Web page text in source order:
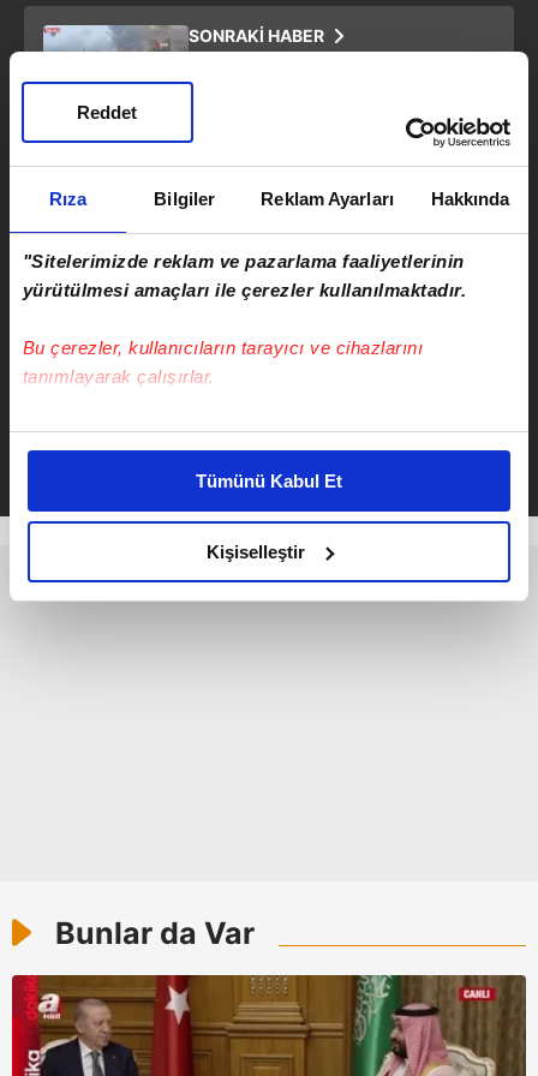
Rıza Bilgiler Reklam Ayarları Hakkında
"Sitelerimizde reklam ve pazarlama faaliyetlerinin
yürütülmesi amaçları ile çerezler kullanılmaktadır.
Bu çerezler, kullanıcıların tarayıcı ve cihazlarını
tanımlayarak çalışırlar.
Bu çerezlere izin vermeniz halinde sizlere özel
daha iyi reklam deneyimi yaşatabiliriz. Bunu yaparken
amacımızın size daha iyi bir reklam deneyimi sunmak
olduğunu ve sizlere en iyi içerikleri sunabilmek adına
elimizden gelen çabayı gösterdiğimizi ve bu noktada,
reklamların maliyetlerimizi karşılamak noktasında tek gelir
toplumu hizmetlerinin sunulması amacıyla
kullanılmaktadır. Diğer çerezler, sitemizin daha işlevsel
kılınması ve kişiselleştirilmesi ve sizlere yönelik
reklam/pazarlama faaliyetlerinin yapılması, amaçlarıyla
sınırlı olarak açık rızanız dahilinde kullanılacaktır.
Tümünü Kabul Et
Kişiselleştir
Reddet
SONRAKİ HABER
Kamyonet çarptı, otomobil kağıt
gibi ezildi:1 yaralı
Takvim.com.tr Haber
Bunlar da Var